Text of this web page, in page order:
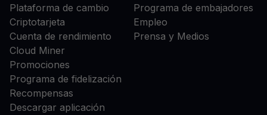
Plataforma de cambio
Criptotarjeta
Cuenta de rendimiento
Cloud Miner
Promociones
Programa de fidelización
Recompensas
Descargar aplicación
Programa de embajadores
Empleo
Prensa y Medios